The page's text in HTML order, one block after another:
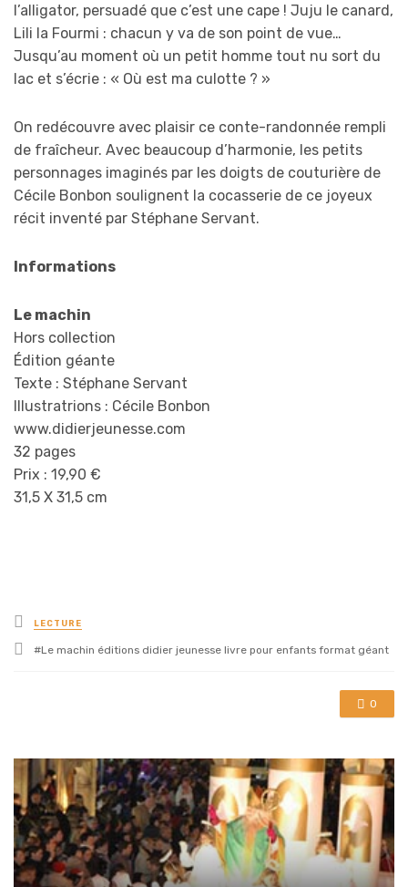
l’alligator, persuadé que c’est une cape ! Juju le canard,
Lili la Fourmi : chacun y va de son point de vue…
Jusqu’au moment où un petit homme tout nu sort du
lac et s’écrie : « Où est ma culotte ? »
On redécouvre avec plaisir ce conte-randonnée rempli
de fraîcheur. Avec beaucoup d’harmonie, les petits
personnages imaginés par les doigts de couturière de
Cécile Bonbon soulignent la cocasserie de ce joyeux
récit inventé par Stéphane Servant.
Informations
Le machin
Hors collection
Édition géante
Texte : Stéphane Servant
Illustratrions : Cécile Bonbon
www.didierjeunesse.com
32 pages
Prix : 19,90 €
31,5 X 31,5 cm
Posted
in
LECTURE
Tagged
Le machin éditions didier jeunesse livre pour enfants format géant
0